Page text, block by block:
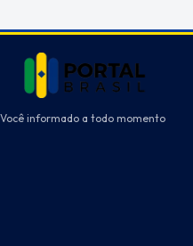
Você informado a todo momento